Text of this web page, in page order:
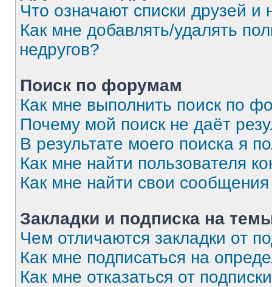
Что означают списки друзей и
Как мне добавлять/удалять
недругов?
Поиск по форумам
Как мне выполнить поиск по
Почему мой поиск не даёт
В результате моего поиска я
Как мне найти пользователя
Как мне найти свои
Закладки и подписка на
Чем отличаются закладки от
Как мне подписаться на
Как мне отказаться от